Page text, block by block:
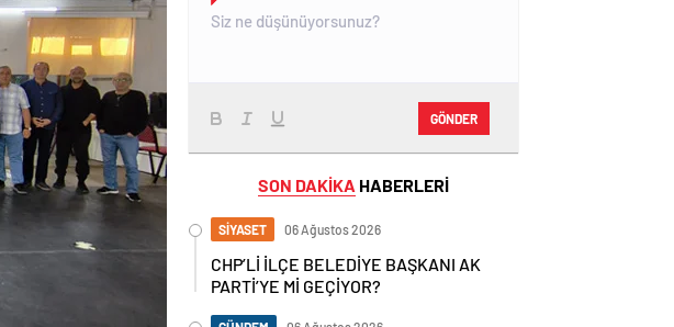
GÖNDER
SON DAKİKA HABERLERİ
SİYASET 06 Ağustos 2026
CHP’Lİ İLÇE BELEDİYE BAŞKANI AK
PARTİ’YE Mİ GEÇİYOR?